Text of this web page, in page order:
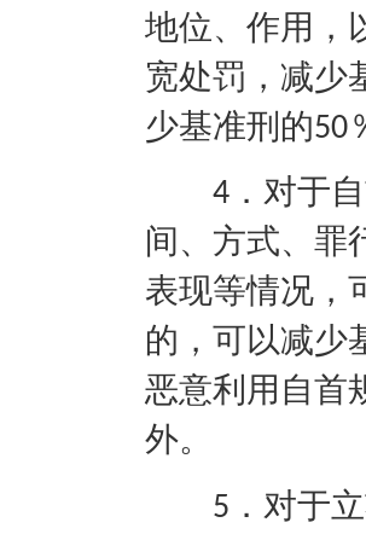
地位、作用，
宽处罚，减少
少基准刑的50
4 ．对于
间、方式、罪
表现等情况，
的，可以减少
恶意利用自首
外。
5 ．对于